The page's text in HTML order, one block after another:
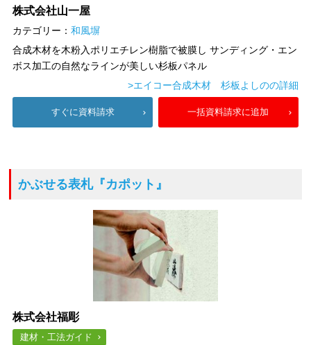
株式会社山一屋
カテゴリー：和風塀
合成木材を木粉入ポリエチレン樹脂で被膜し サンディング・エン
ボス加工の自然なラインが美しい杉板パネル
>エイコー合成木材 杉板よしのの詳細
すぐに資料請求 一括資料請求に追加
かぶせる表札『カポット』
株式会社福彫
建材・工法ガイド